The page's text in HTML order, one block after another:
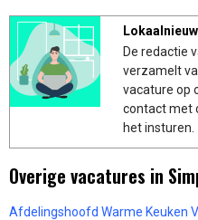
De redactie
verzamelt
vacature op
contact met
het insturen.
Overige vacatures in
Afdelingshoofd Warme Keuken